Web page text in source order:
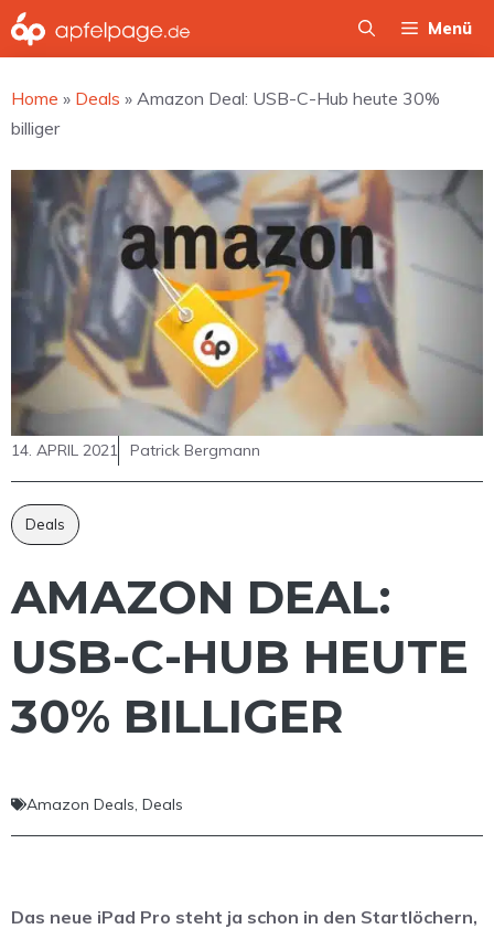
Zum
Inhalt
Menü
Home » Deals » Amazon Deal: USB-C-Hub heute 30%
billiger
14. APRIL 2021 Patrick Bergmann
Deals
AMAZON DEAL:
USB-C-HUB HEUTE
30% BILLIGER
Amazon Deals, Deals
Das neue iPad Pro steht ja schon in den Startlöchern,